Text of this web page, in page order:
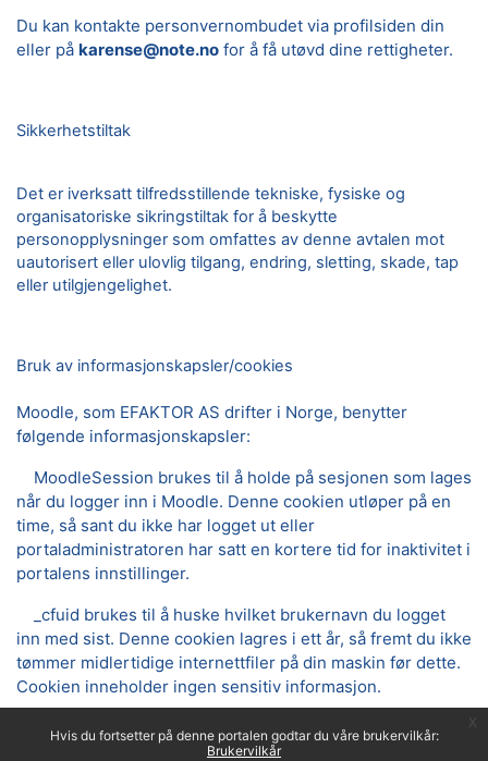
Hvis du fortsetter på denne portalen godtar du våre brukervilkår:
Brukervilkår
Du kan kontakte personvernombudet via profilsiden din
eller på karense@note.no for å få utøvd dine rettigheter.
Sikkerhetstiltak
Det er iverksatt tilfredsstillende tekniske, fysiske og
organisatoriske sikringstiltak for å beskytte
personopplysninger som omfattes av denne avtalen mot
uautorisert eller ulovlig tilgang, endring, sletting, skade, tap
eller utilgjengelighet.
Bruk av informasjonskapsler/cookies
Moodle, som EFAKTOR AS drifter i Norge, benytter
følgende informasjonskapsler:
MoodleSession brukes til å holde på sesjonen som lages
når du logger inn i Moodle. Denne cookien utløper på en
time, så sant du ikke har logget ut eller
portaladministratoren har satt en kortere tid for inaktivitet i
portalens innstillinger.
_cfuid brukes til å huske hvilket brukernavn du logget
inn med sist. Denne cookien lagres i ett år, så fremt du ikke
tømmer midlertidige internettfiler på din maskin før dette.
Cookien inneholder ingen sensitiv informasjon.